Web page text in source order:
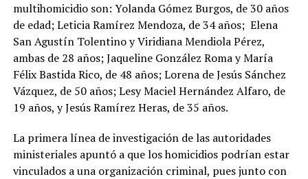
multihomicidio son: Yolanda Gómez Burgos, de 30 años
de edad; Leticia Ramírez Mendoza, de 34 años; Elena
San Agustín Tolentino y Viridiana Mendiola Pérez,
ambas de 28 años; Jaqueline González Roma y María
Félix Bastida Rico, de 48 años; Lorena de Jesús Sánchez
Vázquez, de 50 años; Lesy Maciel Hernández Alfaro, de
19 años, y Jesús Ramírez Heras, de 35 años.
La primera línea de investigación de las autoridades
ministeriales apuntó a que los homicidios podrían estar
vinculados a una organización criminal, pues junto con